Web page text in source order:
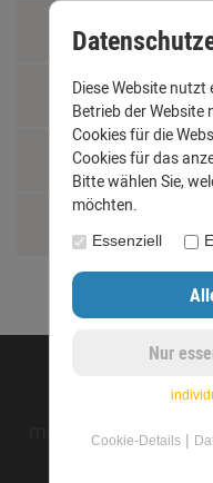
Montage
©opyright 2020
ified
Diese Website nutzt
Betrieb der Website
Cookies für die
Cookies für das
Bitte wählen Sie,
möchten.
Essenziell
Cookie-Details|